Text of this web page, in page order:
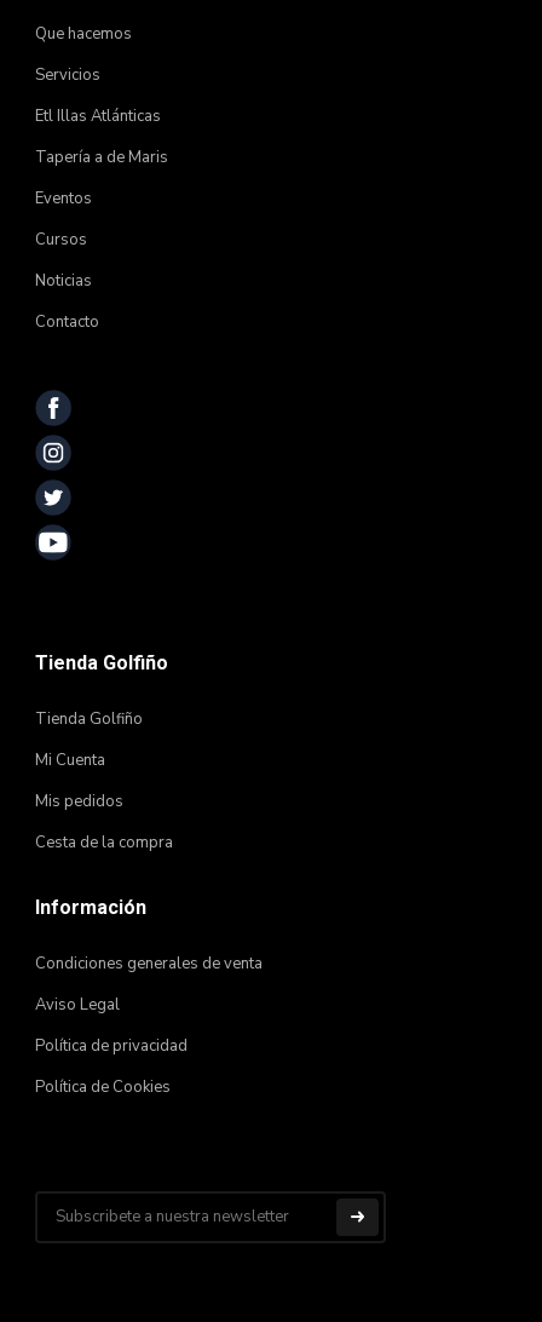
Que hacemos
Servicios
Etl Illas Atlánticas
Tapería a de Maris
Eventos
Cursos
Noticias
Contacto
Tienda Golfiño
Tienda Golfiño
Mi Cuenta
Mis pedidos
Cesta de la compra
Información
Condiciones generales de venta
Aviso Legal
Política de privacidad
Política de Cookies